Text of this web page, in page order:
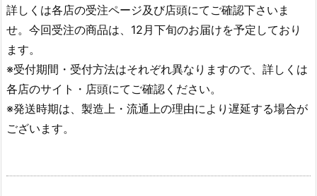
詳しくは各店の受注ページ及び店頭にてご確認下さいま
せ。今回受注の商品は、12月下旬のお届けを予定しており
ます。
※受付期間・受付方法はそれぞれ異なりますので、詳しくは
各店のサイト・店頭にてご確認ください。
※発送時期は、製造上・流通上の理由により遅延する場合が
ございます。